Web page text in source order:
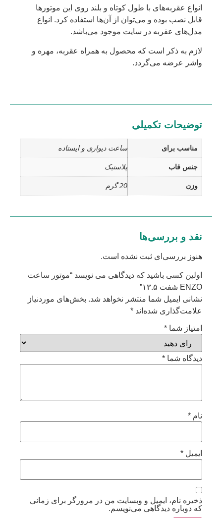
انواع عقربه‌های با طول کوتاه و بلند روی این موتورها
قابل نصب بوده و می‌توان از آن‌ها استفاده کرد. انواع
مدل‌های عقربه در سایت موجود می‌باشد.
لازم به ذکر است که محصول به همراه عقربه، مهره و
واشر عرضه می‌گردد.
توضیحات تکمیلی
مناسب برای ساعت دیواری و ایستاده
جنس قاب پلاستیک
وزن 20 گرم
نقد و بررسی‌ها
هنوز بررسی‌ای ثبت نشده است.
اولین کسی باشید که دیدگاهی می نویسد “موتور ساعت
ENZO شفت ۱۳.۵”
نشانی ایمیل شما منتشر نخواهد شد. بخش‌های موردنیاز
علامت‌گذاری شده‌اند *
امتیاز شما *
دیدگاه شما *
نام *
ایمیل *
ذخیره نام، ایمیل و وبسایت من در مرورگر برای زمانی
که دوباره دیدگاهی می‌نویسم.